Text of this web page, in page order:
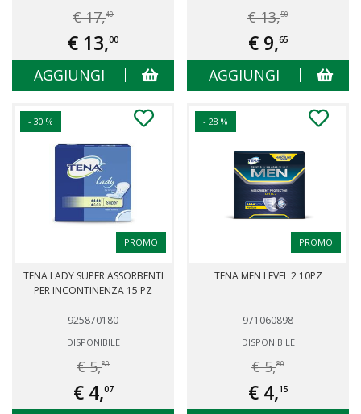
€ 17,40
€ 13,00
AGGIUNGI
€ 13,50
€ 9,65
AGGIUNGI
- 30 %
PROMO
TENA LADY SUPER ASSORBENTI
PER INCONTINENZA 15 PZ
925870180
DISPONIBILE
€ 5,80
€ 4,07
- 28 %
PROMO
TENA MEN LEVEL 2 10PZ
971060898
DISPONIBILE
€ 5,80
€ 4,15